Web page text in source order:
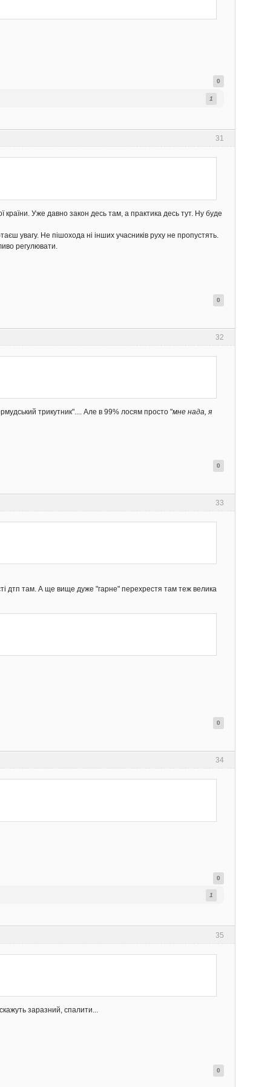
0
1
31
Уже давно закон десь там, а практика десь тут. Ну буде
увагу. Не пішохода ні інших учасників руху не пропустять.
регулювати.
0
32
трикутник".... Але в 99% лосям просто "мне нада, я
0
33
дтп там. А ще вище дуже "гарне" перехрестя там теж велика
0
34
0
1
35
заразний, спалити...
0